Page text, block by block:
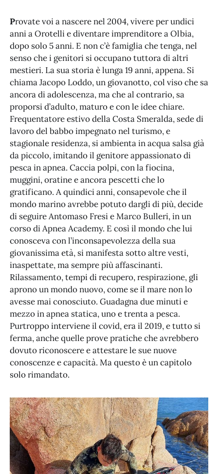
Provate voi a nascere nel 2004, vivere per undici
anni a Orotelli e diventare imprenditore a Olbia,
dopo solo 5 anni. E non c’è famiglia che tenga, nel
senso che i genitori si occupano tuttora di altri
mestieri. La sua storia è lunga 19 anni, appena. Si
chiama Jacopo Loddo, un giovanotto, col viso che sa
ancora di adolescenza, ma che al contrario, sa
proporsi d’adulto, maturo e con le idee chiare.
Frequentatore estivo della Costa Smeralda, sede di
lavoro del babbo impegnato nel turismo, e
stagionale residenza, si ambienta in acqua salsa già
da piccolo, imitando il genitore appassionato di
pesca in apnea. Caccia polpi, con la fiocina,
muggini, oratine e ancora pescetti che lo
gratificano. A quindici anni, consapevole che il
mondo marino avrebbe potuto dargli di più, decide
di seguire Antomaso Fresi e Marco Bulleri, in un
corso di Apnea Academy. E così il mondo che lui
conosceva con l’inconsapevolezza della sua
giovanissima età, si manifesta sotto altre vesti,
inaspettate, ma sempre più affascinanti.
Rilassamento, tempi di recupero, respirazione, gli
aprono un mondo nuovo, come se il mare non lo
avesse mai conosciuto. Guadagna due minuti e
mezzo in apnea statica, uno e trenta a pesca.
Purtroppo interviene il covid, era il 2019, e tutto si
ferma, anche quelle prove pratiche che avrebbero
dovuto riconoscere e attestare le sue nuove
conoscenze e capacità. Ma questo è un capitolo
solo rimandato.